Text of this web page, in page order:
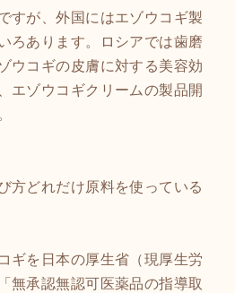
すが、外国にはエゾウコギ製
ろあります。ロシアでは歯磨
ウコギの皮膚に対する美容効
エゾウコギクリームの製品開
方どれだけ原料を使っている
ギを日本の厚生省（現厚生労
無承認無認可医薬品の指導取